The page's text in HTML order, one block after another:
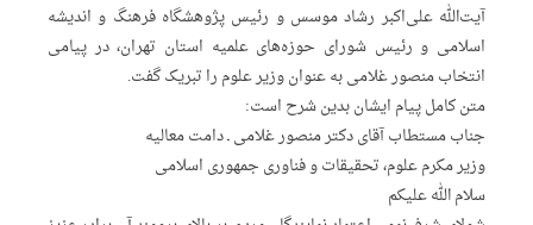
آیت‌الله علی‌اکبر رشاد موسس و رئیس پژوهشگاه فرهنگ و اندیشه
اسلامی و رئیس شورای حوزه‌های علمیه استان تهران، در پیامی
انتخاب منصور غلامی به عنوان وزیر علوم را تبریک گفت.
متن کامل پیام ایشان بدین شرح است:
جناب مستطاب آقای دکتر منصور غلامی ـ‌ دامت معالیه
وزیر مکرم علوم، تحقیقات و فناوری جمهوری اسلامی
سلام‌ ‌الله علیکم